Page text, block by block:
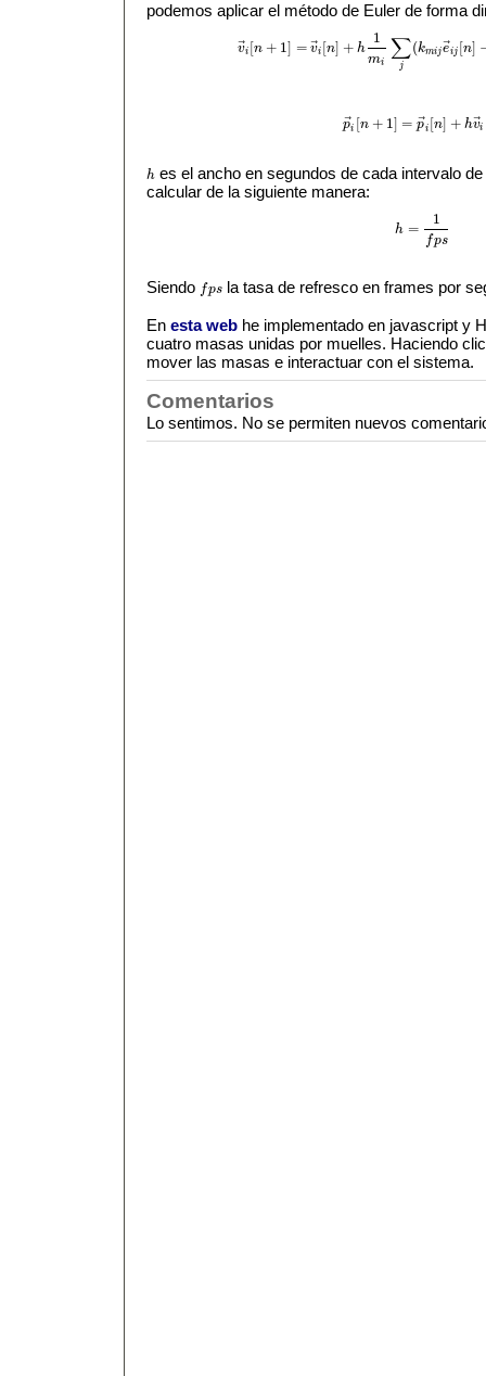
podemos aplicar el método de Euler de forma
v⃗i [n + 1] = v⃗i [n] + h
1
mi ∑
j
(kmije⃗ij [n]
v → n+ 1]= v→ i[n ]+h1m ∑j( mije→ij[n −k aij
p⃗i [n + 1] = p⃗i [n] + hv⃗i
p→i[n +1 =p →i n]+ hv →i[n
h
h es el ancho en segundos de cada intervalo
calcular de la siguiente manera:
h =
1
fps
h=1 fps
Siendo fps
fps la tasa de refresco en frames por
En esta web he implementado en javascript y
cuatro masas unidas por muelles. Haciendo
mover las masas e interactuar con el sistema.
Comentarios
Lo sentimos. No se permiten nuevos